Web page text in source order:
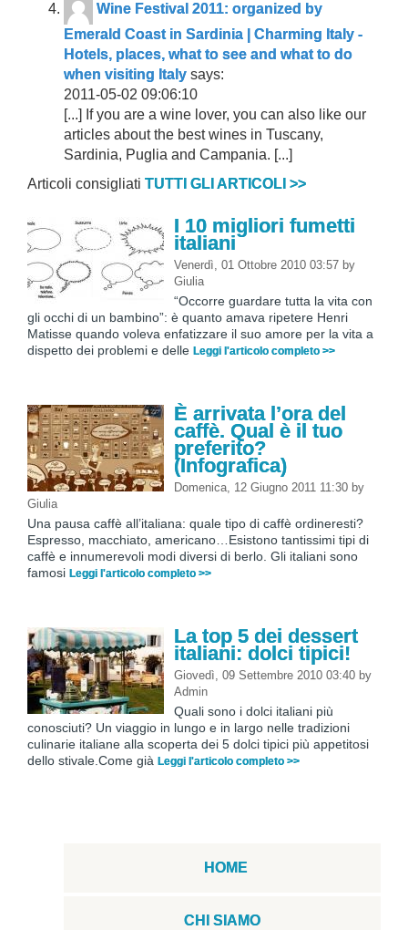
Wine Festival 2011: organized by
Emerald Coast in Sardinia | Charming Italy -
Hotels, places, what to see and what to do
when visiting Italy says:
2011-05-02 09:06:10
[...] If you are a wine lover, you can also like our
articles about the best wines in Tuscany,
Sardinia, Puglia and Campania. [...]
Articoli consigliati TUTTI GLI ARTICOLI >>
I 10 migliori fumetti
italiani
Venerdì, 01 Ottobre 2010 03:57 by
Giulia
“Occorre guardare tutta la vita con
gli occhi di un bambino”: è quanto amava ripetere Henri
Matisse quando voleva enfatizzare il suo amore per la vita a
dispetto dei problemi e delle Leggi l'articolo completo >>
È arrivata l’ora del
caffè. Qual è il tuo
preferito?
(Infografica)
Domenica, 12 Giugno 2011 11:30 by
Giulia
Una pausa caffè all’italiana: quale tipo di caffè ordineresti?
Espresso, macchiato, americano…Esistono tantissimi tipi di
caffè e innumerevoli modi diversi di berlo. Gli italiani sono
famosi Leggi l'articolo completo >>
La top 5 dei dessert
italiani: dolci tipici!
Giovedì, 09 Settembre 2010 03:40 by
Admin
Quali sono i dolci italiani più
conosciuti? Un viaggio in lungo e in largo nelle tradizioni
culinarie italiane alla scoperta dei 5 dolci tipici più appetitosi
dello stivale.Come già Leggi l'articolo completo >>
HOME
CHI SIAMO